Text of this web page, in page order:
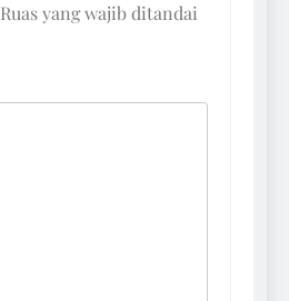
Ruas yang wajib ditandai